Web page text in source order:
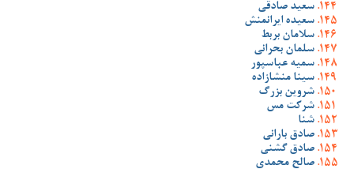
سعید صادقی
سعیده ایرانمنش
سلامان بربط
سلمان بحرانی
سمیه عباسپور
سینا منشازاده
شروین بزرگ
شرکت مس
شنا
صادق بارانی
صادق گشنی
صالح محمدی